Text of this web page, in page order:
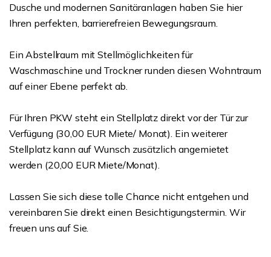
Dusche und modernen Sanitäranlagen haben Sie hier
Ihren perfekten, barrierefreien Bewegungsraum.
Ein Abstellraum mit Stellmöglichkeiten für
Waschmaschine und Trockner runden diesen Wohntraum
auf einer Ebene perfekt ab.
Für Ihren PKW steht ein Stellplatz direkt vor der Tür zur
Verfügung (30,00 EUR Miete/ Monat). Ein weiterer
Stellplatz kann auf Wunsch zusätzlich angemietet
werden (20,00 EUR Miete/Monat).
Lassen Sie sich diese tolle Chance nicht entgehen und
vereinbaren Sie direkt einen Besichtigungstermin. Wir
freuen uns auf Sie.